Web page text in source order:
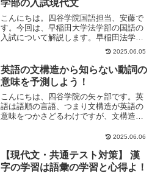
学部の入試現代文
こんにちは。四谷学院国語担当、安藤で
す。今回は、早稲田大学法学部の国語の
入試について解説します。早稲田法学部
の国語は非常に難易度が高いのが特徴
2025.06.05
英語の文構造から知らない動詞の
意味を予測しよう！
こんにちは、四谷学院の矢ヶ部です。英
語は語順の言語、つまり文構造が英語の
意味をつかさどるわけですが、文構造に
2025.06.06
【現代文・共通テスト対策】 漢
字の学習は語彙の学習と心得よ！